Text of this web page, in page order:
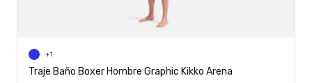
Traje Baño Boxer Hombre Graphic Kikko Arena
+1